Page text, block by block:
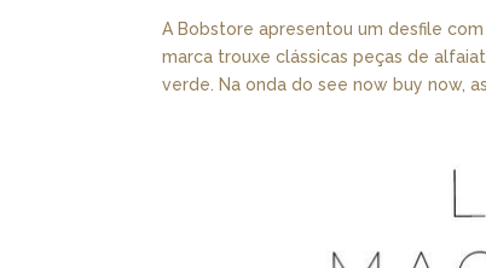
A Bobstore apresentou um desfile
marca trouxe clássicas peças de
verde. Na onda do see now buy now,